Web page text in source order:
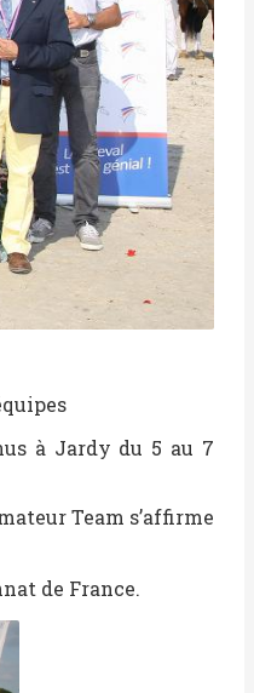
à Jardy du 5 au 7
Team s’affirme
de France.